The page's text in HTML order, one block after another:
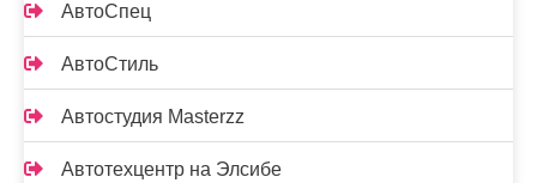
АвтоСпец
АвтоСтиль
Автостудия Masterzz
Автотехцентр на Элсибе